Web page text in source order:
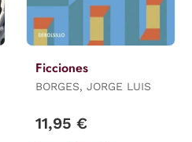
Ficciones
BORGES, JORGE LUIS
11,95 €